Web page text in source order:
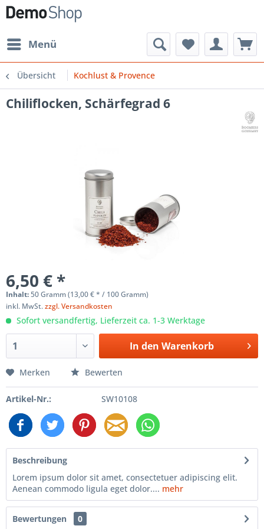
Menü
Übersicht Kochlust & Provence
Chiliflocken, Schärfegrad 6
6,50 € *
Inhalt:50 Gramm (13,00 € * / 100 Gramm)
inkl. MwSt.zzgl. Versandkosten
Sofort versandfertig, Lieferzeit ca. 1-3 Werktage
In den Warenkorb
Merken Bewerten
Artikel-Nr.: SW10108
Beschreibung
Lorem ipsum dolor sit amet, consectetuer adipiscing elit.
Aenean commodo ligula eget dolor.... mehr
Bewertungen 0